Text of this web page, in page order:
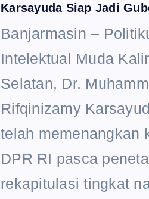
Karsayuda Siap Jadi
Banjarmasin –
Intelektual Muda
Selatan, Dr.
Rifqinizamy
telah memenangkan
DPR RI pasca
rekapitulasi tingkat